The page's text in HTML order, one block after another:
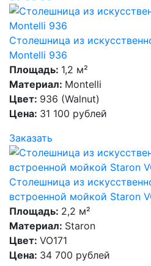
Столешница из
Montelli 936
Площадь: 1,2 м²
Материал: Montelli
Цвет: 936 (Walnut)
Цена: 31 100 рублей
Заказать
Столешница из
встроенной мойкой Staron
Площадь: 2,2 м²
Материал: Staron
Цвет: VO171
Цена: 34 700 рублей